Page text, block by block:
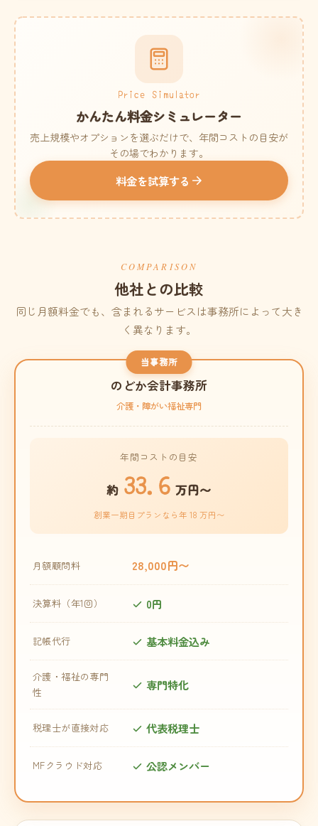
Price Simulator
かんたん料金シミュレーター
売上規模やオプションを選ぶだけで、年間コストの目安が
その場でわかります。
料金を試算する
COMPARISON
他社との比較
同じ月額料金でも、含まれるサービスは事務所によって大き
く異なります。
当事務所
のどか会計事務所
介護・障がい福祉専門
年間コストの目安
約 33.6 万円〜
創業一期目プランなら年 18 万円〜
月額顧問料 28,000円〜
決算料（年1回） 0円
記帳代行 基本料金込み
介護・福祉の専門
性
専門特化
税理士が直接対応 代表税理士
MFクラウド対応 公認メンバー